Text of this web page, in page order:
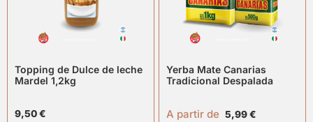
Topping de Dulce de leche
Mardel 1,2kg
9,50€
Yerba Mate Canarias
Tradicional Despalada
A partir de 5,99€